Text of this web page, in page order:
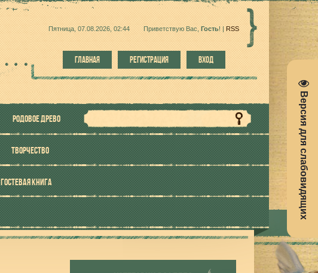
Версия для слабовидящих
Пятница, 07.08.2026, 02:44 Приветствую Вас Гость! | RSS
ГЛАВНАЯ РЕГИСТРАЦИЯ ВХОД
РОДОВОЕ ДРЕВО
ТВОРЧЕСТВО
ГОСТЕВАЯ КНИГА